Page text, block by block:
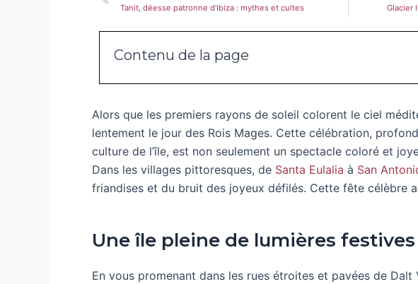
Tanit, déesse patronne d’Ibiza : mythes et cultes Glacier
Contenu de la page
Alors que les premiers rayons de soleil colorent le ciel
lentement le jour des Rois Mages. Cette célébration,
culture de l’île, est non seulement un spectacle coloré et
Dans les villages pittoresques, de Santa Eulalia à San
friandises et du bruit des joyeux défilés. Cette fête célèbre
Une île pleine de lumières festives
En vous promenant dans les rues étroites et pavées de